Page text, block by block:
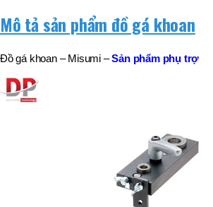
Mô tả sản phẩm đồ gá khoan
Đồ gá khoan – Misumi –Sản phẩm phụ trợ